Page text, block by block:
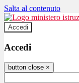
Salta al contenuto
Accedi
Accedi
button close ×